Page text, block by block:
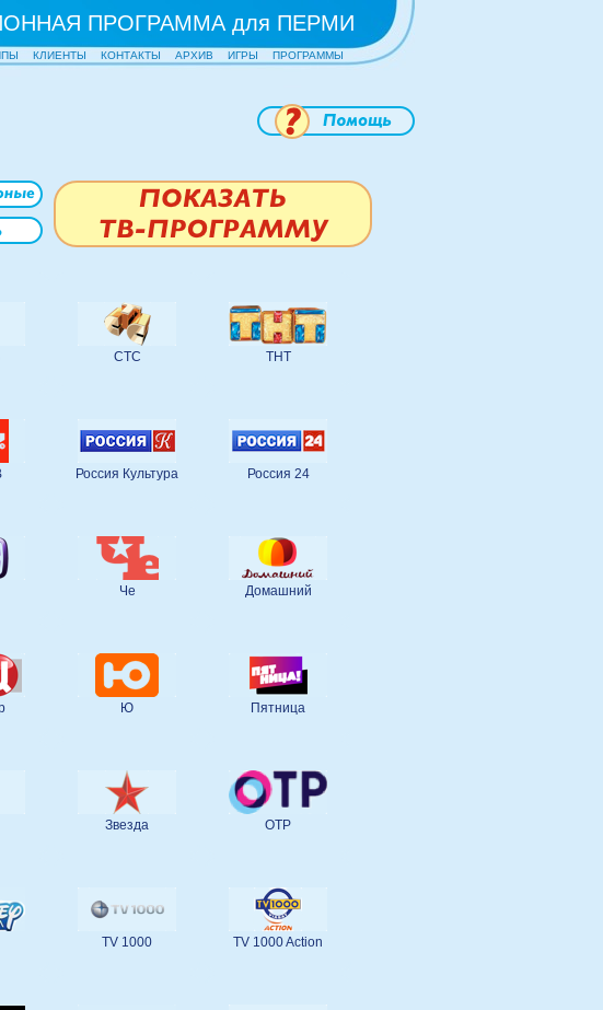
ПРОГРАММА для ПЕРМИ
КЛИЕНТЫ КОНТАКТЫ АРХИВ ИГРЫ ПРОГРАММЫ
СТС ТНТ
Россия Культура Россия 24
Че Домашний
Ю Пятница
Звезда ОТР
TV 1000 TV 1000 Action